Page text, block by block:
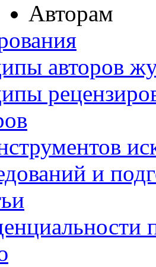
Авторам
авторов
и